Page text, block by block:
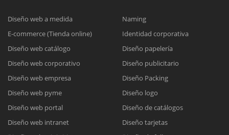
Diseño web a medida
E-commerce (Tienda online)
Diseño web catálogo
Diseño web corporativo
Diseño web empresa
Diseño web pyme
Diseño web portal
Diseño web intranet
Naming
Identidad corporativa
Diseño papelería
Diseño publicitario
Diseño Packing
Diseño logo
Diseño de catálogos
Diseño tarjetas